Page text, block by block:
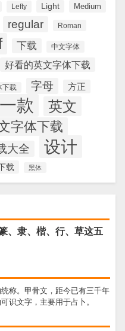
Lefty Light Medium
regular Roman
下载 中文字体
好看的英文字体下载
下载 字母 方正
款 英文
字体下载
大全 设计
载 黑体
、隶、楷、行、草这五
称。甲骨文，距今已有三千年
识文字，主要用于占卜。